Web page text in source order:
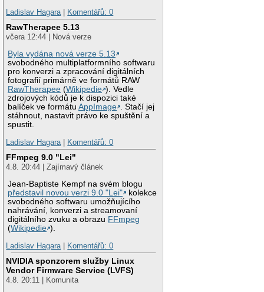
Ladislav Hagara
Komentářů: 0
RawTherapee 5.13
včera 12:44 | Nová verze
Byla vydána nová verze 5.13
svobodného multiplatformního softwaru
pro konverzi a zpracování digitálních
fotografií primárně ve formátů RAW
RawTherapee (Wikipedie ). Vedle
zdrojových kódů je k dispozici také
balíček ve formátuAppImage . Stačí jej
stáhnout, nastavit právo ke spuštění a
spustit.
Ladislav Hagara
Komentářů: 0
FFmpeg 9.0 "Lei"
4.8. 20:44 | Zajímavý článek
Jean-Baptiste Kempf na svém blogu
představil novou verzi 9.0 "Lei"
kolekce
svobodného softwaru umožňujícího
nahrávání, konverzi a streamovaní
digitálního zvuku a obrazu FFmpeg
(Wikipedie ).
Ladislav Hagara
Komentářů: 0
NVIDIA sponzorem služby Linux
Vendor Firmware Service (LVFS)
4.8. 20:11 | Komunita